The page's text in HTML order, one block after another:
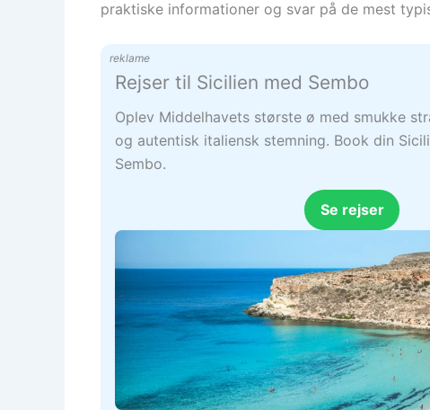
praktiske informationer og svar på de mest
reklame
Rejser til Sicilien med Sembo
Oplev Middelhavets største ø med smukke
og autentisk italiensk stemning. Book din
Sembo.
Se rejser